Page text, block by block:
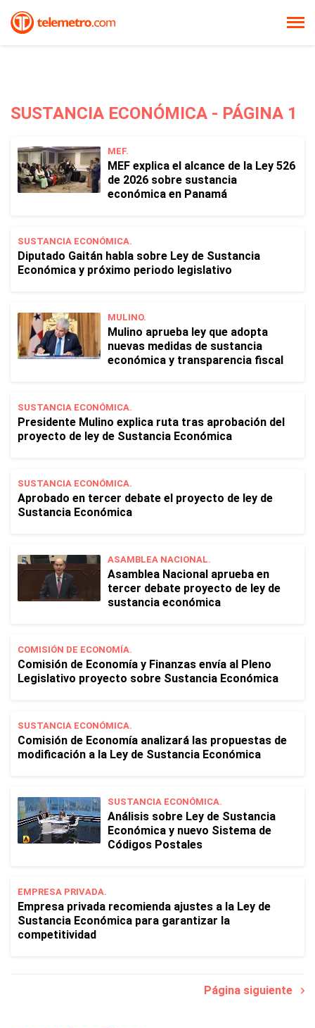
SUSTANCIA ECONÓMICA - PÁGINA 1
MEF.
MEF explica el alcance de la Ley 526
de 2026 sobre sustancia
económica en Panamá
SUSTANCIA ECONÓMICA.
Diputado Gaitán habla sobre Ley de Sustancia
Económica y próximo periodo legislativo
MULINO.
Mulino aprueba ley que adopta
nuevas medidas de sustancia
económica y transparencia fiscal
SUSTANCIA ECONÓMICA.
Presidente Mulino explica ruta tras aprobación del
proyecto de ley de Sustancia Económica
SUSTANCIA ECONÓMICA.
Aprobado en tercer debate el proyecto de ley de
Sustancia Económica
ASAMBLEA NACIONAL.
Asamblea Nacional aprueba en
tercer debate proyecto de ley de
sustancia económica
COMISIÓN DE ECONOMÍA.
Comisión de Economía y Finanzas envía al Pleno
Legislativo proyecto sobre Sustancia Económica
SUSTANCIA ECONÓMICA.
Comisión de Economía analizará las propuestas de
modificación a la Ley de Sustancia Económica
SUSTANCIA ECONÓMICA.
Análisis sobre Ley de Sustancia
Económica y nuevo Sistema de
Códigos Postales
EMPRESA PRIVADA.
Empresa privada recomienda ajustes a la Ley de
Sustancia Económica para garantizar la
competitividad
Página siguiente